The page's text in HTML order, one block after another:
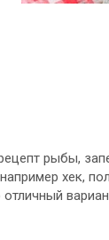
рыбы,
хек,